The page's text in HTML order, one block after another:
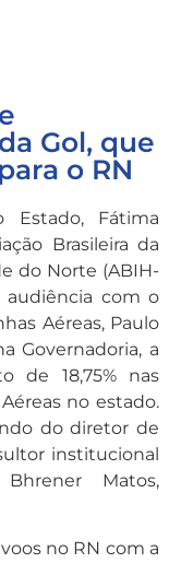
Gol, que
o RN
Estado, Fátima
Brasileira da
do Norte (ABIH-
audiência com o
Aéreas, Paulo
Governadoria, a
de 18,75% nas
no estado.
do diretor de
institucional
Matos,
no RN com a